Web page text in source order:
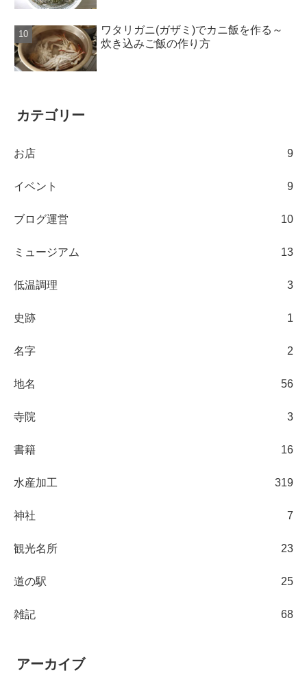
ワタリガニ(ガザミ)でカニ飯を作る～
炊き込みご飯の作り方
カテゴリー
お店 9
イベント 9
ブログ運営 10
ミュージアム 13
低温調理 3
史跡 1
名字 2
地名 56
寺院 3
書籍 16
水産加工 319
神社 7
観光名所 23
道の駅 25
雑記 68
アーカイブ